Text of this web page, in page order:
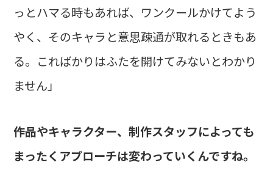
っとハマる時もあれば、ワンクールかけてよう
やく、そのキャラと意思疎通が取れるときもあ
る。こればかりはふたを開けてみないとわかり
ません」
――作品やキャラクター、制作スタッフによっても
まったくアプローチは変わっていくんですね。